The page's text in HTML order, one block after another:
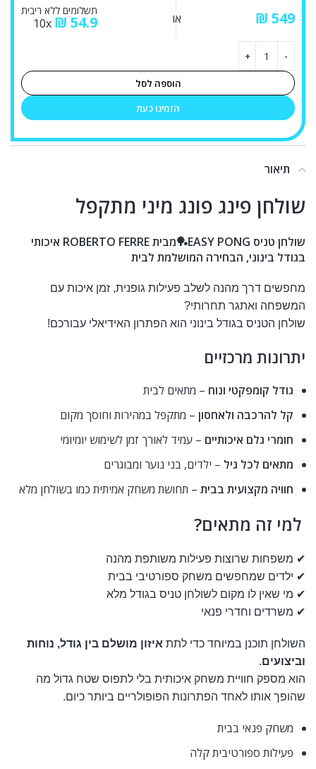
₪ או
תשלומים ללא ריבית
₪ 54.9
הוספה לסל
הזמינו כעת
תיאור
שולחן פינג פונג מיני מתקפל
שולחן טניס EASY PONG🏓מבית ROBERTO FERRE איכותי
בגודל בינוני, הבחירה המושלמת לבית
מחפשים דרך מהנה לשלב פעילות גופנית, זמן איכות עם
המשפחה ואתגר תחרותי?
שולחן הטניס בגודל בינוני הוא הפתרון האידיאלי עבורכם!
יתרונות מרכזיים
גודל קומפקטי ונוח – מתאים לבית
קל להרכבה ולאחסון – מתקפל במהירות וחוסך מקום
חומרי גלם איכותיים – עמיד לאורך זמן לשימוש יומיומי
מתאים לכל גיל – ילדים, בני נוער ומבוגרים
חוויה מקצועית בבית – תחושת משחק אמיתית כמו בשולחן מלא
למי זה מתאים?
✔ משפחות שרוצות פעילות משותפת מהנה
✔ ילדים שמחפשים משחק ספורטיבי בבית
✔ מי שאין לו מקום לשולחן טניס בגודל מלא
✔ משרדים וחדרי פנאי
השולחן תוכנן במיוחד כדי לתת איזון מושלם בין גודל, נוחות
וביצועים.
הוא מספק חוויית משחק איכותית בלי לתפוס שטח גדול מה
שהופך אותו לאחד הפתרונות הפופולריים ביותר כיום.
משחק פנאי בבית
פעילות ספורטיבית קלה